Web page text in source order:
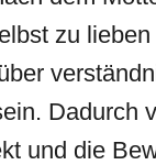
zu lieben
Dadurch
und die